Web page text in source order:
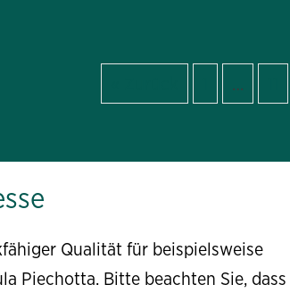
…
Qualität für beispielsweise
Piechotta. Bitte beachten Sie, dass